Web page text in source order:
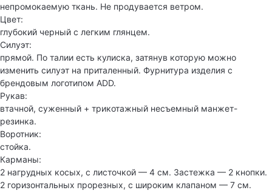
непромокаемую ткань. Не продувается ветром.
Цвет:
глубокий черный с легким глянцем.
Силуэт:
прямой. По талии есть кулиска, затянув которую можно
изменить силуэт на приталенный. Фурнитура изделия с
брендовым логотипом ADD.
Рукав:
втачной, суженный + трикотажный несъемный манжет-
резинка.
Воротник:
стойка.
Карманы:
2 нагрудных косых, с листочкой — 4 см. Застежка — 2 кнопки.
2 горизонтальных прорезных, с широким клапаном — 7 см.